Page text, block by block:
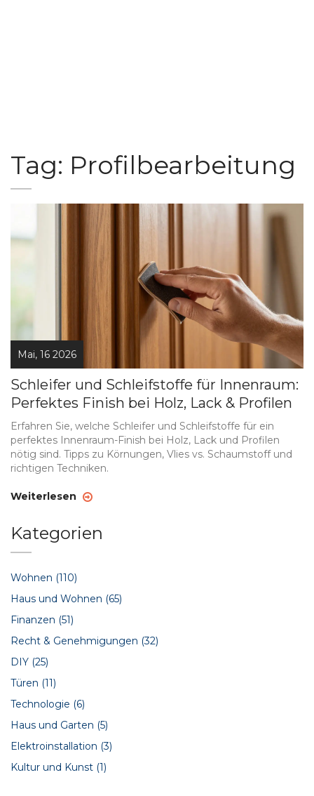
Tag: Profilbearbeitung
Mai, 16 2026
Schleifer und Schleifstoffe für Innenraum:
Perfektes Finish bei Holz, Lack & Profilen
Erfahren Sie, welche Schleifer und Schleifstoffe für ein
perfektes Innenraum-Finish bei Holz, Lack und Profilen
nötig sind. Tipps zu Körnungen, Vlies vs. Schaumstoff und
richtigen Techniken.
Weiterlesen
Kategorien
Wohnen (110)
Haus und Wohnen (65)
Finanzen (51)
Recht & Genehmigungen (32)
DIY (25)
Türen (11)
Technologie (6)
Haus und Garten (5)
Elektroinstallation (3)
Kultur und Kunst (1)